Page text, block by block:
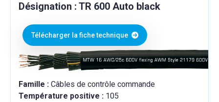
Désignation : TR 600 Auto black
Télécharger la fiche technique
Famille : Câbles de contrôle commande
Température positive : 105